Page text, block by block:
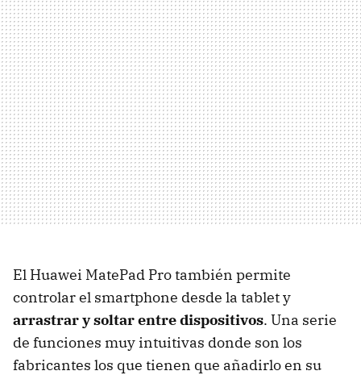
El Huawei MatePad Pro también permite
controlar el smartphone desde la tablet y
arrastrar y soltar entre dispositivos. Una serie
de funciones muy intuitivas donde son los
fabricantes los que tienen que añadirlo en su